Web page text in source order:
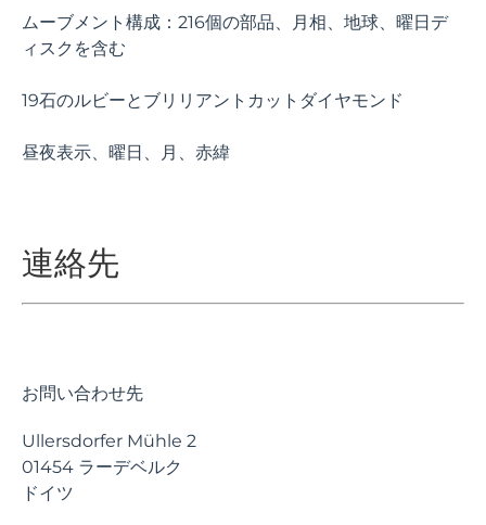
ムーブメント構成：216個の部品、月相、地球、曜日デ
ィスクを含む
19石のルビーとブリリアントカットダイヤモンド
昼夜表示、曜日、月、赤緯
連絡先
お問い合わせ先
Ullersdorfer Mühle 2
01454 ラーデベルク
ドイツ